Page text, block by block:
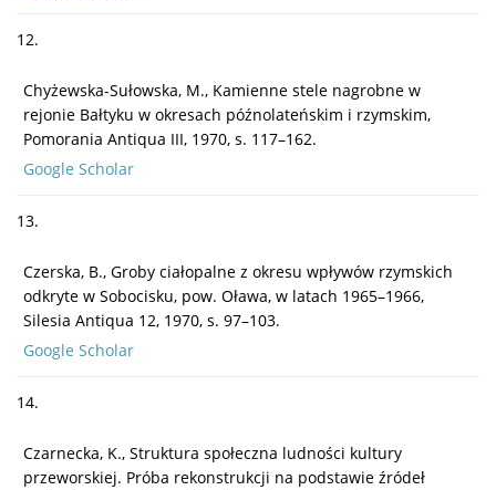
12.
Chyżewska-Sułowska, M., Kamienne stele nagrobne w
rejonie Bałtyku w okresach późnolateńskim i rzymskim,
Pomorania Antiqua III, 1970, s. 117–162.
Google Scholar
13.
Czerska, B., Groby ciałopalne z okresu wpływów rzymskich
odkryte w Sobocisku, pow. Oława, w latach 1965–1966,
Silesia Antiqua 12, 1970, s. 97–103.
Google Scholar
14.
Czarnecka, K., Struktura społeczna ludności kultury
przeworskiej. Próba rekonstrukcji na podstawie źródeł